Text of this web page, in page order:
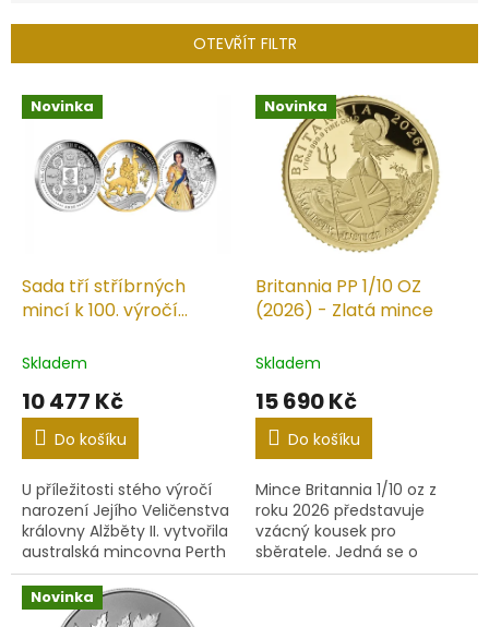
í
r
o
d
OTEVŘÍT FILTR
V
d
Novinka
Sada tří stříbrných
mincí k 100. výročí
Skladem
10 477 Kč
Do košíku
U příležitosti stého výročí
narození Jejího Veličenstva
královny Alžběty II. vytvořila
australská mincovna Perth
jedinečnou sadu tří
stříbrných mincí. Každá
mince má váhu jedné...
Novinka
Britannia PP 1/10 OZ
(2026) - Zlatá mince
Skladem
15 690 Kč
Do košíku
Mince Britannia 1/10 oz z
roku 2026 představuje
vzácný kousek pro
sběratele. Jedná se o
limitovanou edici 500 kusů
Novinka